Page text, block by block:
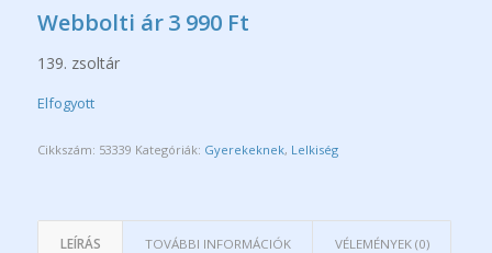
Webbolti ár 3 990 Ft
139. zsoltár
Elfogyott
Cikkszám: 53339 Kategóriák: Gyerekeknek, Lelkiség
LEÍRÁS TOVÁBBI INFORMÁCIÓK VÉLEMÉNYEK (0)